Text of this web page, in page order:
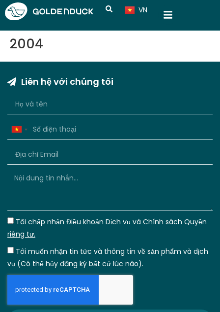
VN
CN
2004
Liên hệ với chúng tôi
Vietnam
Tôi chấp nhận Điều khoản Dịch vụ và Chính sách Quyền
riêng tư.
Tôi muốn nhận tin tức và thông tin về sản phẩm và dịch
vụ (Có thể hủy đăng ký bất cứ lúc nào).